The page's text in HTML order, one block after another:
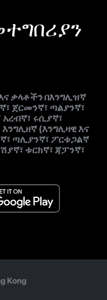
ቃላቶችን በእንግሊዝኛ
ጀርመንኛ፣ ጣልያንኛ፣
ሩሲያኛ፣
(እንግሊዛዊ እና
ጣሊያንኛ፣ ፖርቱጋልኛ
ቱርክኛ፣ ጃፓንኛ፣
Kong